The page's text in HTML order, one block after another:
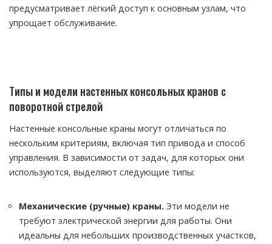
предусматривает лёгкий доступ к основным узлам, что
упрощает обслуживание.
Типы и модели настенных консольных кранов с
поворотной стрелой
Настенные консольные краны могут отличаться по
нескольким критериям, включая тип привода и способ
управления. В зависимости от задач, для которых они
используются, выделяют следующие типы:
Механические (ручные) краны. Эти модели не
требуют электрической энергии для работы. Они
идеальны для небольших производственных участков,